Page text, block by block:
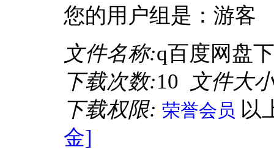
您的用户组是：游客
文件名称:q百度网盘
下载次数:10
文件大
下载权限: 荣誉会员 以
金]